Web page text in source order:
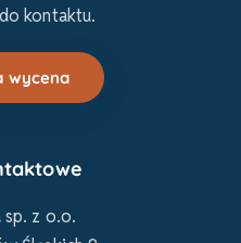
kontaktu.
wycena
sp. z o.o.